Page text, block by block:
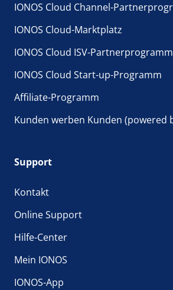
IONOS Cloud Channel-
IONOS Cloud-Marktplatz
IONOS Cloud ISV-Partnerprogramm
IONOS Cloud Start-up-Programm
Affiliate-Programm
Kunden werben Kunden (powered
Support
Kontakt
Online Support
Hilfe-Center
Mein IONOS
IONOS-App